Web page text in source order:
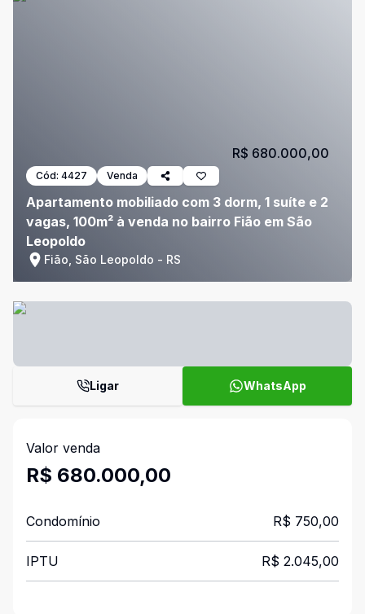
Cód: 4427 Venda
Apartamento mobiliado com 3 dorm, 1 suíte e 2
vagas, 100m² à venda no bairro Fião em São
Leopoldo
Fião, São Leopoldo - RS
R$ 680.000,00
Ligar WhatsApp
Valor venda
R$ 680.000,00
Condomínio R$ 750,00
IPTU R$ 2.045,00